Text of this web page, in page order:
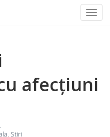
afecțiuni
, Stiri